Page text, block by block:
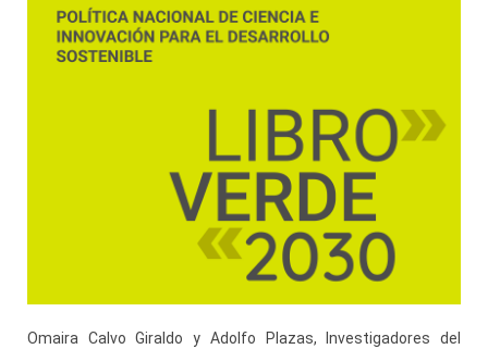
Omaira Calvo Giraldo y Adolfo Plazas, Investigadores del